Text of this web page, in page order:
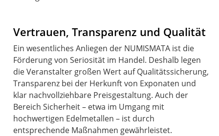
Vertrauen, Transparenz und Qualität
Ein wesentliches Anliegen der NUMISMATA ist die
Förderung von Seriosität im Handel. Deshalb legen
die Veranstalter großen Wert auf Qualitätssicherung,
Transparenz bei der Herkunft von Exponaten und
klar nachvollziehbare Preisgestaltung. Auch der
Bereich Sicherheit – etwa im Umgang mit
hochwertigen Edelmetallen – ist durch
entsprechende Maßnahmen gewährleistet.